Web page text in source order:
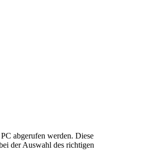
abgerufen werden. Diese
der Auswahl des richtigen